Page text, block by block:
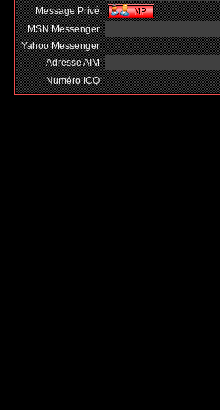
Message Privé:
MSN Messenger:
Yahoo Messenger:
Adresse AIM:
Numéro ICQ: